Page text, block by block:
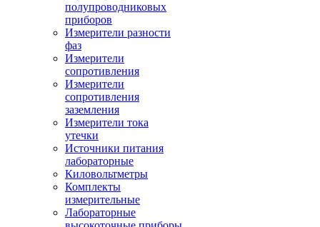
полупроводниковых
приборов
Измерители разности
фаз
Измерители
сопротивления
Измерители
сопротивления
заземления
Измерители тока
утечки
Источники питания
лабораторные
Киловольтметры
Комплекты
измерительные
Лабораторные